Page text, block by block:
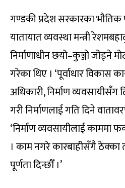
गण्डकी प्रदेश सरकारका भौतिक
यातायात व्यवस्था मन्त्री
निर्माणाधीन छयो–कुञ्जो जोड्ने
गरेका थिए । ‘पूर्वाधार विकास
अधिकारी, निर्माण
गरी निर्माणलाई गति दिने
‘निर्माण व्यवसायीलाई काममा
। काम नगरे कारबाहीसँगै ठेक्का
पूर्णता दिन्छौँ ।’